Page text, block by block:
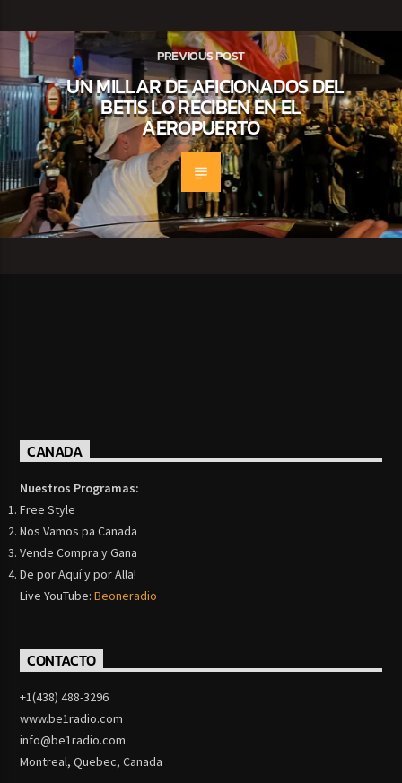
PREVIOUS POST
UN MILLAR DE AFICIONADOS DEL
BETIS LO RECIBEN EN EL
AEROPUERTO
CANADA
Nuestros Programas:
Free Style
Nos Vamos pa Canada
Vende Compra y Gana
De por Aquí y por Alla!
Live YouTube:Beoneradio
CONTACTO
+1(438) 488-3296
www.be1radio.com
info@be1radio.com
Montreal, Quebec, Canada